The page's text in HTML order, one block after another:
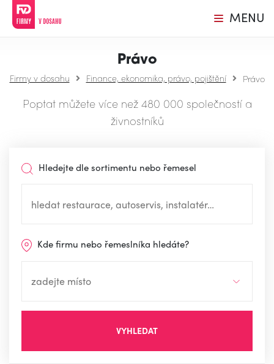
MENU
Právo
Firmy v dosahu Finance, ekonomika, právo, pojištění Právo
Poptat můžete více než 480 000 společností a
živnostníků
Hledejte dle sortimentu nebo řemesel
Kde firmu nebo řemeslníka hledáte?
VYHLEDAT